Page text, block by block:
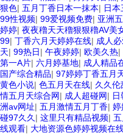
狠色| 五月丁香日本一抹本| 日
99性视频| 99爱视频免费| 亚洲
婷婷| 夜夜穞天天穞狠狠穞AV美
99| 丁香六月天婷婷在线| 成人
天| 99热日| 午夜婷婷| 欧美久热|
第一A片| 六月婷基地| 成人精品
国产综合精品| 97婷婷丁香五月
黄色小说| 色五月天在线| 久久伦
情五月天综合网| 成人超碰网|
洲av网址| 五月激情五月丁香| 婷
碰97久久 | 这里只有精品视频|
线观看| 大地资源色婷婷视频在